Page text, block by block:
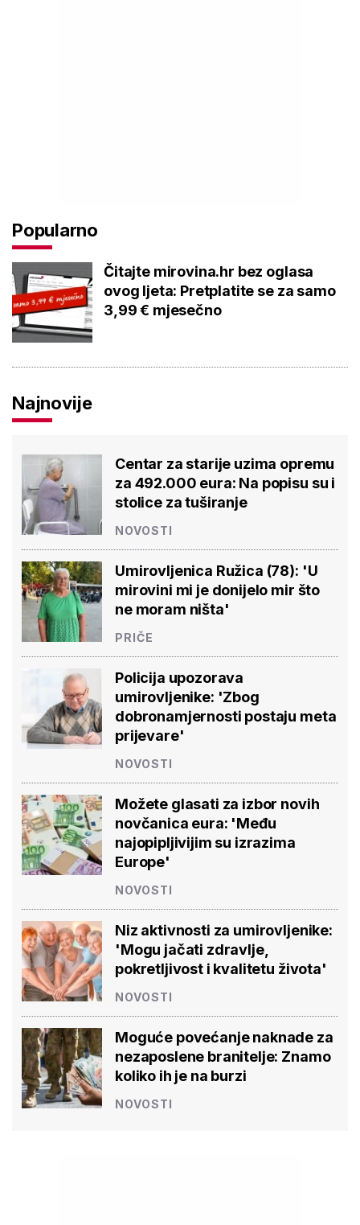
Popularno
Čitajte mirovina.hr bez oglasa
ovog ljeta: Pretplatite se za samo
3,99 € mjesečno
Najnovije
Centar za starije uzima opremu
za 492.000 eura: Na popisu su i
stolice za tuširanje
NOVOSTI
Umirovljenica Ružica (78): 'U
mirovini mi je donijelo mir što
ne moram ništa'
PRIČE
Policija upozorava
umirovljenike: 'Zbog
dobronamjernosti postaju meta
prijevare'
NOVOSTI
Možete glasati za izbor novih
novčanica eura: 'Među
najopipljivijim su izrazima
Europe'
NOVOSTI
Niz aktivnosti za umirovljenike:
'Mogu jačati zdravlje,
pokretljivost i kvalitetu života'
NOVOSTI
Moguće povećanje naknade za
nezaposlene branitelje: Znamo
koliko ih je na burzi
NOVOSTI